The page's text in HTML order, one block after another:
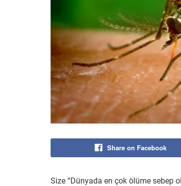
Share on Facebook
Size “Dünyada en çok ölüme sebep